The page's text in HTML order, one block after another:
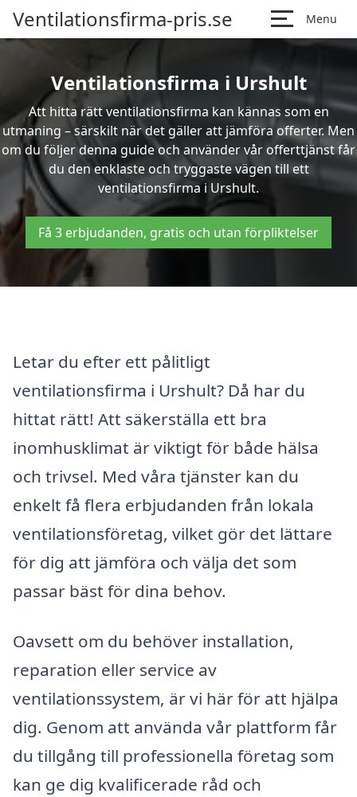
Ventilationsfirma-pris.se Menu
Ventilationsfirma i Urshult
Att hitta rätt ventilationsfirma kan kännas som en
utmaning – särskilt när det gäller att jämföra offerter. Men
om du följer denna guide och använder vår offerttjänst får
du den enklaste och tryggaste vägen till ett
ventilationsfirma i Urshult.
Få 3 erbjudanden, gratis och utan förpliktelser
Letar du efter ett pålitligt
ventilationsfirma i Urshult? Då har du
hittat rätt! Att säkerställa ett bra
inomhusklimat är viktigt för både hälsa
och trivsel. Med våra tjänster kan du
enkelt få flera erbjudanden från lokala
ventilationsföretag, vilket gör det lättare
för dig att jämföra och välja det som
passar bäst för dina behov.
Oavsett om du behöver installation,
reparation eller service av
ventilationssystem, är vi här för att hjälpa
dig. Genom att använda vår plattform får
du tillgång till professionella företag som
kan ge dig kvalificerade råd och